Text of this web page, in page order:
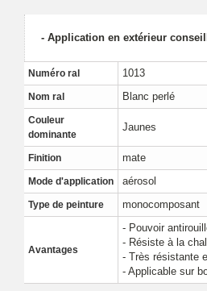
- Application en extérieur
Numéro ral 1013
Nom ral Blanc perlé
Couleur
dominante
Jaunes
Finition mate
Mode d'application aérosol
Type de peinture monocomposant
Avantages
- Pouvoir
- Résiste à la
- Très résistante
- Applicable sur